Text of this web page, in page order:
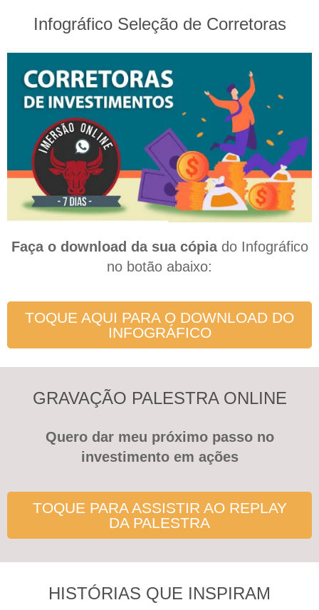
Infográfico Seleção de Corretoras
Faça o download da sua cópiado Infográfico
no botão abaixo:
TOQUE AQUI PARA O DOWNLOAD DO
INFOGRÁFICO
GRAVAÇÃO PALESTRA ONLINE
Quero dar meu próximo passo no
investimento em ações
TOQUE PARA ASSISTIR AO REPLAY
DA PALESTRA
HISTÓRIAS QUE INSPIRAM